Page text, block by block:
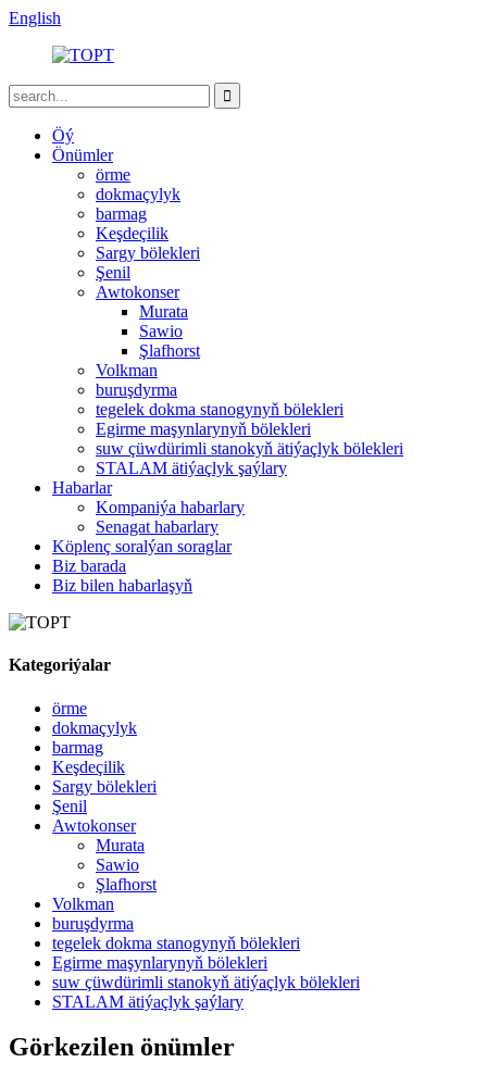
English
Öý
Önümler
örme
dokmaçylyk
barmag
Keşdeçilik
Sargy bölekleri
Şenil
Awtokonser
Murata
Sawio
Şlafhorst
Volkman
buruşdyrma
tegelek dokma stanogynyň bölekleri
Egirme maşynlarynyň bölekleri
suw çüwdürimli stanokyň ätiýaçlyk bölekleri
STALAM ätiýaçlyk şaýlary
Habarlar
Kompaniýa habarlary
Senagat habarlary
Köplenç soralýan soraglar
Biz barada
Biz bilen habarlaşyň
Kategoriýalar
örme
dokmaçylyk
barmag
Keşdeçilik
Sargy bölekleri
Şenil
Awtokonser
Murata
Sawio
Şlafhorst
Volkman
buruşdyrma
tegelek dokma stanogynyň bölekleri
Egirme maşynlarynyň bölekleri
suw çüwdürimli stanokyň ätiýaçlyk bölekleri
STALAM ätiýaçlyk şaýlary
Görkezilen önümler